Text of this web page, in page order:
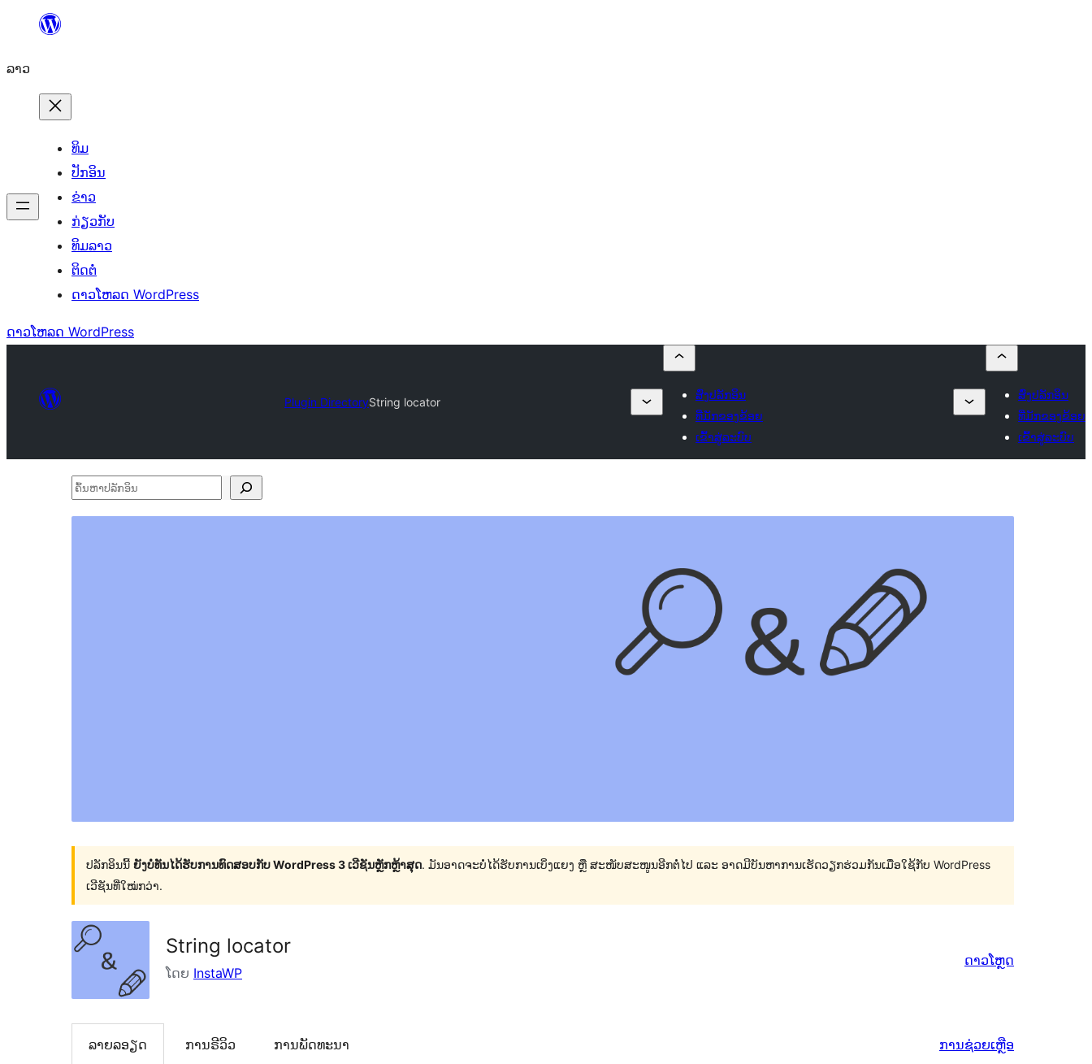
ທີ່
ເນື້ອຫາ
ລາວ
ທິມ
ປັກອິນ
ຂ່າວ
ກ່ຽວກັບ
ທິມລາວ
ຕິດຕໍ່
ດາວໂຫລດ WordPress
ດາວໂຫລດ WordPress
Plugin DirectoryString locator
ສົ່ງປລັກອິນ
ທີ່ມັກຂອງຂ້ອຍ
ເຂົ້າສູ່ລະບົບ
ສົ່ງປລັກອິນ
ທີ່ມັກຂອງຂ້ອຍ
ເຂົ້າສູ່ລະບົບ
ຄົ້ນ
ປລັກອິນນີ້ ຍັງບໍ່ທັນໄດ້ຮັບການທົດສອບກັບ WordPress 3 ເວີຊັນຫຼັກຫຼ້າສຸດ. ມັນອາດຈະບໍ່ໄດ້ຮັບການເບິ່ງແຍງ ຫຼື ສະໜັບສະໜູນອີກຕໍ່ໄປ ແລະ ອາດມີບັນຫາການເຮັດວຽກຮ່ວມກັນເມື່ອໃຊ້ກັບ WordPress
ເວີຊັນທີ່ໃໝ່ກວ່າ.
String locator
ໂດຍ InstaWP
ດາວໂຫຼດ
ລາຍລອຽດ ການຣີວິວ ການພັດທະນາ ການຊ່ວຍເຫຼືອ